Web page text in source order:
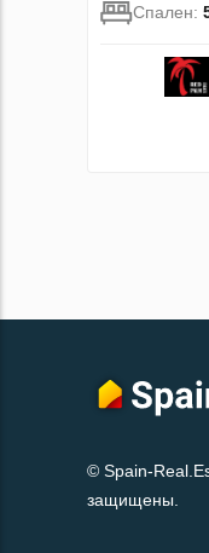
Спален:
© Spain-
защищены.